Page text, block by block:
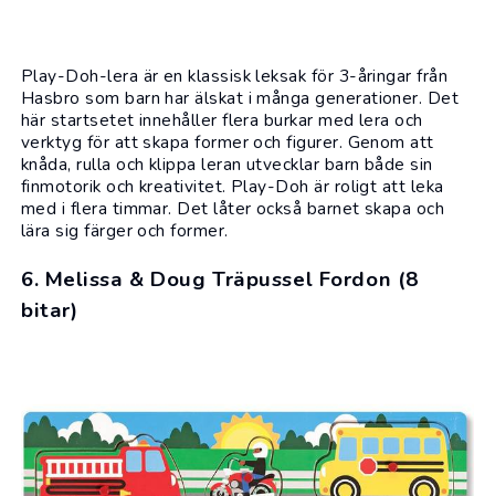
Play-Doh-lera är en klassisk leksak för 3-åringar från
Hasbro som barn har älskat i många generationer. Det
här startsetet innehåller flera burkar med lera och
verktyg för att skapa former och figurer. Genom att
knåda, rulla och klippa leran utvecklar barn både sin
finmotorik och kreativitet. Play-Doh är roligt att leka
med i flera timmar. Det låter också barnet skapa och
lära sig färger och former.
6. Melissa & Doug Träpussel Fordon (8
bitar)